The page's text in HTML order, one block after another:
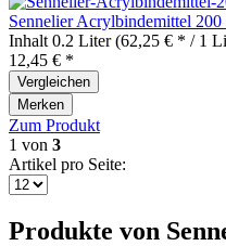
Sennelier Acrylbindemittel 200
Inhalt 0.2 Liter(62,25 € * / 1
12,45 € *
Vergleichen
Merken
Zum Produkt
1 von 3
Artikel pro Seite:
Produkte von